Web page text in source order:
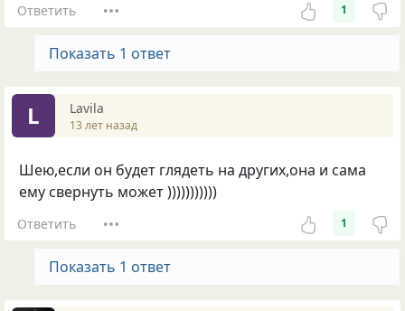
Ответить 1
Показать 1 ответ
L Lavila
13 лет назад
Шею,если он будет глядеть на других,она и сама
ему свернуть может )))))))))))
Ответить 1
Показать 1 ответ